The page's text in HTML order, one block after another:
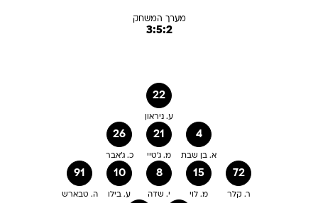
מערך המשחק
3:5:2
22
ע. ניראון
26
כ. ג'אבר
21
מ. ג'טיי
4
א. בן שבת
91
ה. טבארש
10
ע. בילו
8
י. שדה
15
מ. לוי
72
ר. קלר